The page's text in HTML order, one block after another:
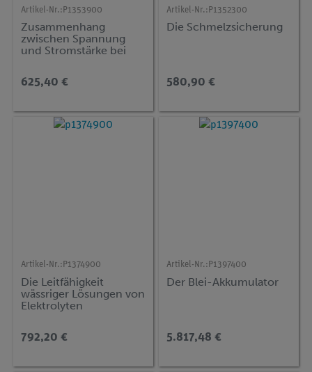
Artikel-Nr.: P1353900
Zusammenhang
zwischen Spannung
und Stromstärke bei
Flüssigkeiten
625,40 €
Artikel-Nr.: P1352300
Die Schmelzsicherung
580,90 €
Artikel-Nr.: P1374900
Die Leitfähigkeit
wässriger Lösungen von
Elektrolyten
792,20 €
Artikel-Nr.: P1397400
Der Blei-Akkumulator
5.817,48 €